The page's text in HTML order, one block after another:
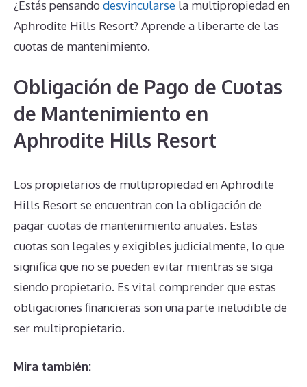
¿Estás pensando desvincularse la multipropiedad en
Aphrodite Hills Resort? Aprende a liberarte de las
cuotas de mantenimiento.
Obligación de Pago de Cuotas
de Mantenimiento en
Aphrodite Hills Resort
Los propietarios de multipropiedad en Aphrodite
Hills Resort se encuentran con la obligación de
pagar cuotas de mantenimiento anuales. Estas
cuotas son legales y exigibles judicialmente, lo que
significa que no se pueden evitar mientras se siga
siendo propietario. Es vital comprender que estas
obligaciones financieras son una parte ineludible de
ser multipropietario.
Mira también: